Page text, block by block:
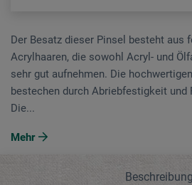
Der Besatz dieser Pinsel besteht aus
Acrylhaaren, die sowohl Acryl- und
sehr gut aufnehmen. Die
bestechen durch Abriebfestigkeit und
Die...
Mehr
Beschreibung